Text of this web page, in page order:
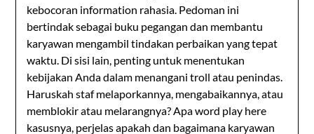
kebocoran information rahasia. Pedoman ini
bertindak sebagai buku pegangan dan membantu
karyawan mengambil tindakan perbaikan yang tepat
waktu. Di sisi lain, penting untuk menentukan
kebijakan Anda dalam menangani troll atau penindas.
Haruskah staf melaporkannya, mengabaikannya, atau
memblokir atau melarangnya? Apa word play here
kasusnya, perjelas apakah dan bagaimana karyawan